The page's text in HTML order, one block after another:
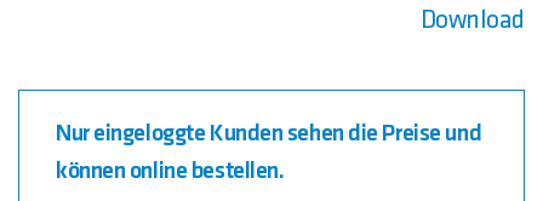
Download
Nur eingeloggte Kunden sehen die Preise und
können online bestellen.